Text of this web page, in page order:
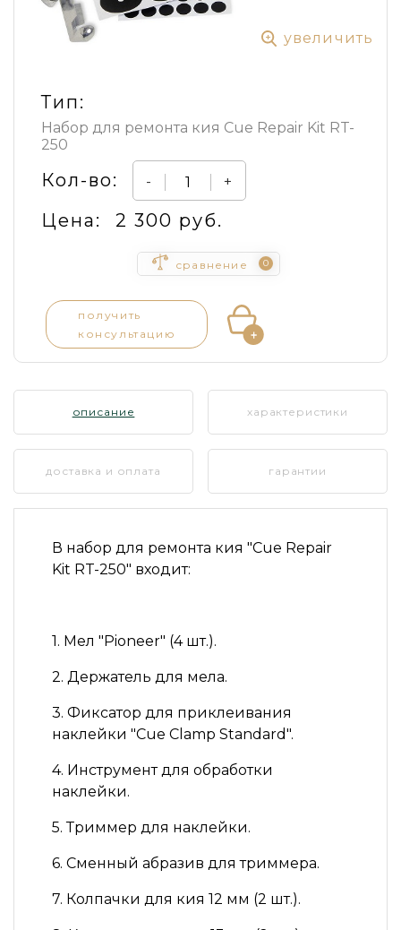
увеличить
Тип:
Набор для ремонта кия Cue Repair Kit RT-
250
Кол-во: - +
Цена: 2 300 руб.
сравнение 0
получить
консультацию
описание характеристики
доставка и оплата гарантии
В набор для ремонта кия "Cue Repair
Kit RT-250" входит:
1. Мел "Pioneer" (4 шт.).
2. Держатель для мела.
3. Фиксатор для приклеивания
наклейки "Cue Clamp Standard".
4. Инструмент для обработки
наклейки.
5. Триммер для наклейки.
6. Сменный абразив для триммера.
7. Колпачки для кия 12 мм (2 шт.).